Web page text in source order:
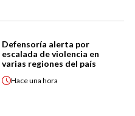
Defensoría alerta por
escalada de violencia en
varias regiones del país
Haceuna hora